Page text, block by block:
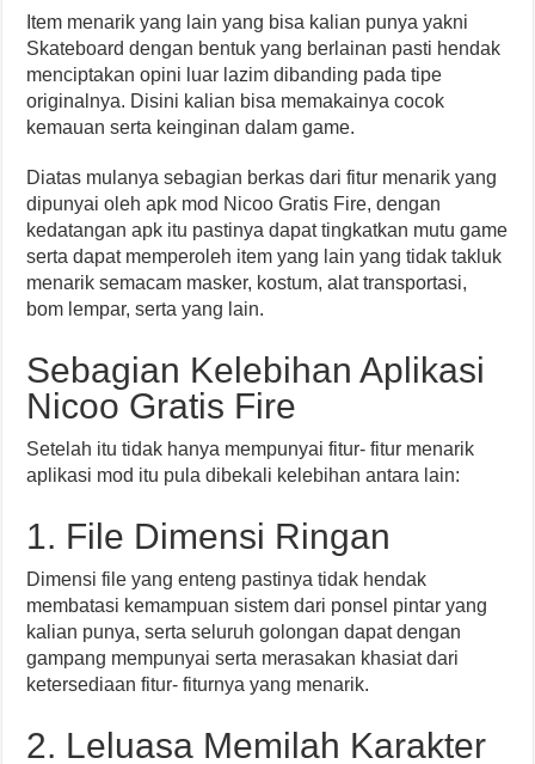
Item menarik yang lain yang bisa kalian punya yakni
Skateboard dengan bentuk yang berlainan pasti hendak
menciptakan opini luar lazim dibanding pada tipe
originalnya. Disini kalian bisa memakainya cocok
kemauan serta keinginan dalam game.
Diatas mulanya sebagian berkas dari fitur menarik yang
dipunyai oleh apk mod Nicoo Gratis Fire, dengan
kedatangan apk itu pastinya dapat tingkatkan mutu game
serta dapat memperoleh item yang lain yang tidak takluk
menarik semacam masker, kostum, alat transportasi,
bom lempar, serta yang lain.
Sebagian Kelebihan Aplikasi
Nicoo Gratis Fire
Setelah itu tidak hanya mempunyai fitur- fitur menarik
aplikasi mod itu pula dibekali kelebihan antara lain:
1. File Dimensi Ringan
Dimensi file yang enteng pastinya tidak hendak
membatasi kemampuan sistem dari ponsel pintar yang
kalian punya, serta seluruh golongan dapat dengan
gampang mempunyai serta merasakan khasiat dari
ketersediaan fitur- fiturnya yang menarik.
2. Leluasa Memilah Karakter